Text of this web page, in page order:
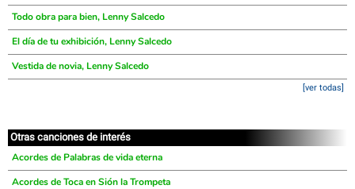
Todo obra para bien, Lenny Salcedo
El día de tu exhibición, Lenny Salcedo
Vestida de novia, Lenny Salcedo
[ver todas]
Otras canciones de interés
Acordes de Palabras de vida eterna
Acordes de Toca en Sión la Trompeta